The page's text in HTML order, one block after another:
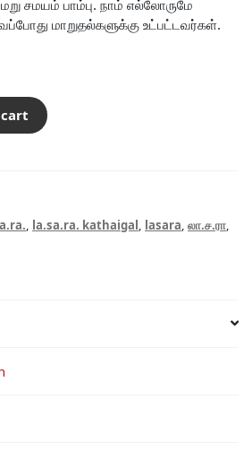
சமயம் பாம்பு. நாம் எல்லோருமே
மாறுதல்களுக்கு உட்பட்டவர்கள்.
, la.sa.ra. kathaigal, lasara, லா.ச.ரா,